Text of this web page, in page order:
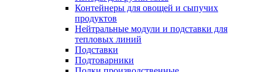
Контейнеры для овощей и сыпучих
продуктов
Нейтральные модули и подставки для
тепловых линий
Подставки
Подтоварники